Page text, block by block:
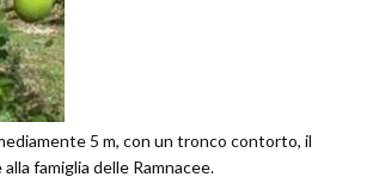
5 m, con un tronco contorto, il
famiglia delle Ramnacee.